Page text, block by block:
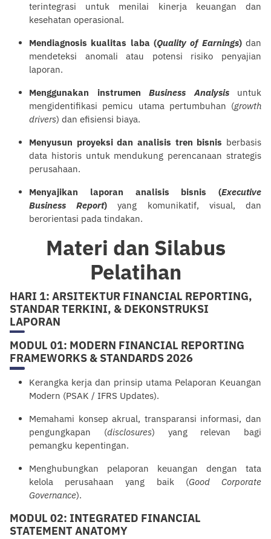
terintegrasi untuk menilai kinerja keuangan dan
kesehatan operasional.
Mendiagnosis kualitas laba (Quality of Earnings)dan
mendeteksi anomali atau potensi risiko penyajian
laporan.
Menggunakan instrumen Business Analysisuntuk
mengidentifikasi pemicu utama pertumbuhan (growth
drivers) dan efisiensi biaya.
Menyusun proyeksi dan analisis tren bisnis berbasis
data historis untuk mendukung perencanaan strategis
perusahaan.
Menyajikan laporan analisis bisnis (Executive
Business Report) yang komunikatif, visual, dan
berorientasi pada tindakan.
Materi dan Silabus
Pelatihan
HARI 1: ARSITEKTUR FINANCIAL REPORTING,
STANDAR TERKINI, & DEKONSTRUKSI
LAPORAN
MODUL 01: MODERN FINANCIAL REPORTING
FRAMEWORKS & STANDARDS 2026
Kerangka kerja dan prinsip utama Pelaporan Keuangan
Modern (PSAK / IFRS Updates).
Memahami konsep akrual, transparansi informasi, dan
pengungkapan (disclosures) yang relevan bagi
pemangku kepentingan.
Menghubungkan pelaporan keuangan dengan tata
kelola perusahaan yang baik (Good Corporate
Governance).
MODUL 02: INTEGRATED FINANCIAL
STATEMENT ANATOMY